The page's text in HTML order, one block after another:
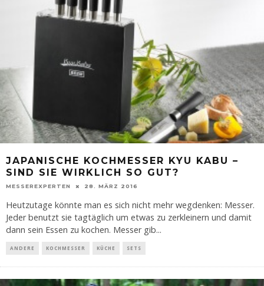
JAPANISCHE KOCHMESSER KYU KABU –
SIND SIE WIRKLICH SO GUT?
MESSEREXPERTEN 28. MÄRZ 2016
Heutzutage könnte man es sich nicht mehr wegdenken: Messer.
Jeder benutzt sie tagtäglich um etwas zu zerkleinern und damit
dann sein Essen zu kochen. Messer gib...
ANDERE KOCHMESSER KÜCHE SETS